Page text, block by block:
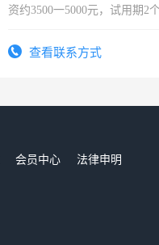
资约3500一5000元，试用期2
查看联系方式
会员中心
法律申明